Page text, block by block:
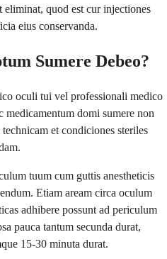
eliminat, quod est cur injectiones
eius conservanda.
Sumere Debeo?
oculi tui vel professionali medico
domi sumere non
et condiciones steriles
tuum cum guttis anestheticis
Etiam aream circa oculum
adhibere possunt ad periculum
pauca tantum secunda durat,
15-30 minuta durat.